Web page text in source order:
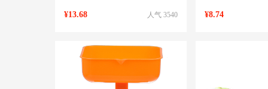
人气 3540
¥13.68 ¥8.74